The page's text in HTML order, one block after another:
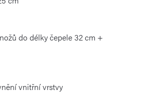
do délky čepele 32 cm +
vnitřní vrstvy